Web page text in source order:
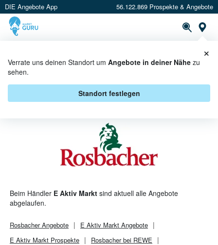
DIE Angebote App 56.122.869 Prospekte & Angebote
Verrate uns deinen Standort um Angebote in deiner Nähe zu
sehen.
Standort festlegen
×
ROSBACHER BEI E AKTIV MARKT -
ANGEBOTE & AKTIONEN
Beim Händler E Aktiv Markt sind aktuell alle Angebote
abgelaufen.
RosbacherAngebote E Aktiv Markt Angebote
E Aktiv Markt Prospekte
Rosbacher bei REWE